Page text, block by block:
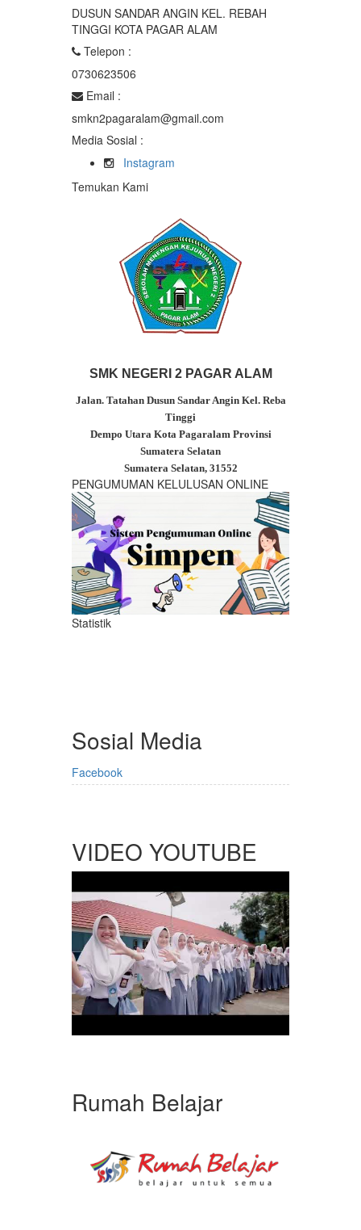
DUSUN SANDAR ANGIN KEL. REBAH
TINGGI KOTA PAGAR ALAM
Telepon :
0730623506
Email :
smkn2pagaralam@gmail.com
Media Sosial :
Instagram
Temukan Kami
SMK NEGERI 2 PAGAR ALAM
Jalan. Tatahan Dusun Sandar Angin Kel. Reba
Tinggi
Dempo Utara Kota Pagaralam Provinsi
Sumatera Selatan
Sumatera Selatan, 31552
PENGUMUMAN KELULUSAN ONLINE
Statistik
Sosial Media
Facebook
VIDEO YOUTUBE
Rumah Belajar